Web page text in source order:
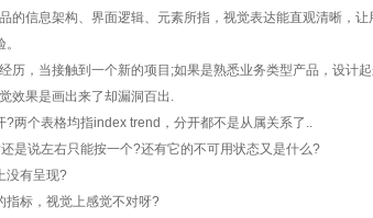
的信息架构、界面逻辑、元素所指，视觉表达能直观清晰，
，当接触到一个新的项目;如果是熟悉业务类型产品，设计
效果是画出来了却漏洞百出.
个表格均指index trend，分开都不是从属关系了..
说左右只能按一个?还有它的不可用状态又是什么?
有呈现?
标，视觉上感觉不对呀?